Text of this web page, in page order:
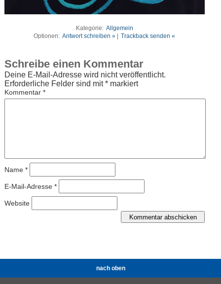
Kategorie: Allgemein
Optionen: Antwort schreiben » | Trackback senden «
Schreibe einen Kommentar
Deine E-Mail-Adresse wird nicht veröffentlicht.
Erforderliche Felder sind mit*markiert
Kommentar *
Name *
E-Mail-Adresse *
Website
nach oben